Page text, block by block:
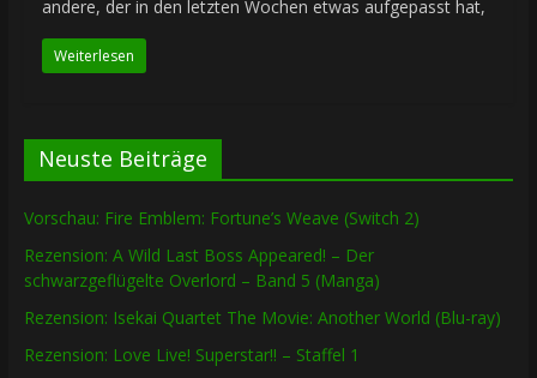
andere, der in den letzten Wochen etwas aufgepasst hat,
Weiterlesen
Neuste Beiträge
Vorschau: Fire Emblem: Fortune’s Weave (Switch 2)
Rezension: A Wild Last Boss Appeared! – Der
schwarzgeflügelte Overlord – Band 5 (Manga)
Rezension: Isekai Quartet The Movie: Another World (Blu-ray)
Rezension: Love Live! Superstar!! – Staffel 1